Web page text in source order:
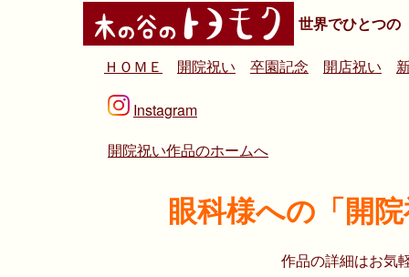
世界でひとつの
ＨＯＭＥ 開院祝い 卒園記念 開店祝い
Instagram
開院祝い作品のホームへ
眼科様への「開
作品の詳細はお気